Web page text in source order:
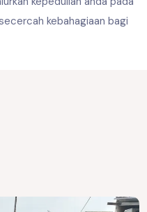
kebahagiaan bagi